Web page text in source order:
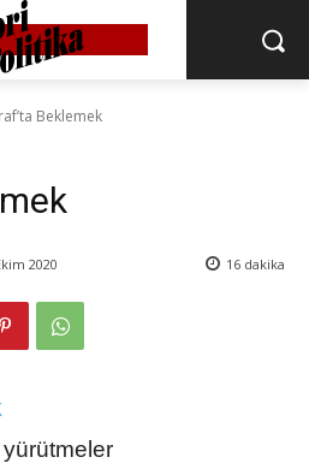
Beklemek
2020 16 dakika